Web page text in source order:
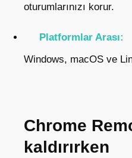
oturumlarınızı korur.
Platformlar Arası:
Windows, macOS ve
Chrome
kaldırırken